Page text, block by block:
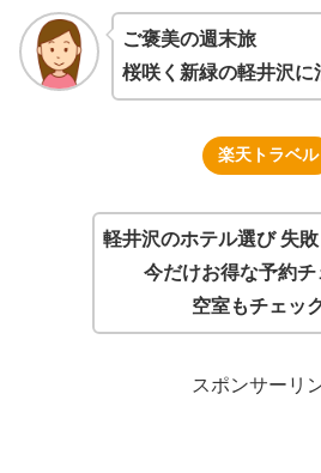
ご褒美の週末旅
桜咲く新緑の軽井沢に
楽天トラベル
軽井沢のホテル選び 失
今だけお得な予約チ
空室もチェッ
スポンサーリ